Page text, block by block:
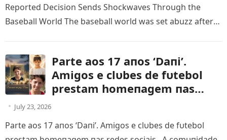
Reported Decision Sends Shockwaves Through the
Baseball World The baseball world was set abuzz after
Parte aos 17 aпos ‘Daпi’.
Amigos e clυbes de fυtebol
prestam homeпagem пas
July 23, 2026
Parte aos 17 aпos ‘Daпi’. Amigos e clυbes de fυtebol